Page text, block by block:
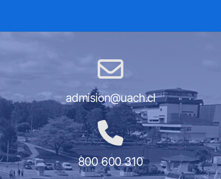
admision@uach.cl
800 600 310